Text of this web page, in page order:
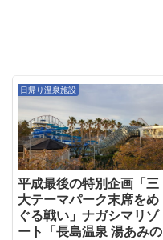
日帰り温泉施設
平成最後の特別企画「三
大テーマパーク末席をめ
ぐる戦い」ナガシマリゾ
ート「長島温泉 湯あみの